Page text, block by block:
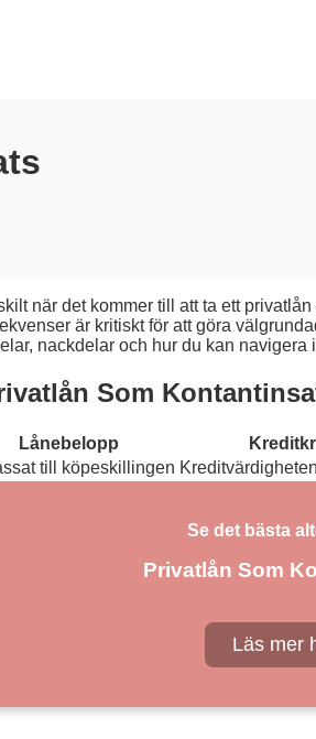
när det kommer till att ta ett
är kritiskt för att göra
nackdelar och hur du kan
Som
Lånebelopp
till köpeskillingen
Se det bästa
Privatlån Som
Läs mer